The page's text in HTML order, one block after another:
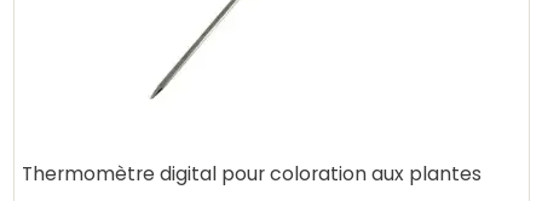
Thermomètre digital pour coloration aux plantes